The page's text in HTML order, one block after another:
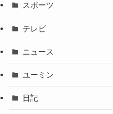
スポーツ
テレビ
ニュース
ユーミン
日記